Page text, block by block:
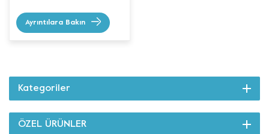
Ayrıntılara Bakın
Kategoriler
ÖZEL ÜRÜNLER